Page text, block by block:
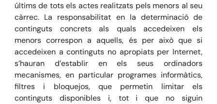
últims de tots els actes realitzats pels menors al seu
càrrec. La responsabilitat en la determinació de
continguts concrets als quals accedeixen els
menors correspon a aquells, és per això que si
accedeixen a continguts no apropiats per Internet,
s’hauran d’establir en els seus ordinadors
mecanismes, en particular programes informàtics,
filtres i bloquejos, que permetin limitar els
continguts disponibles i, tot i que no siguin